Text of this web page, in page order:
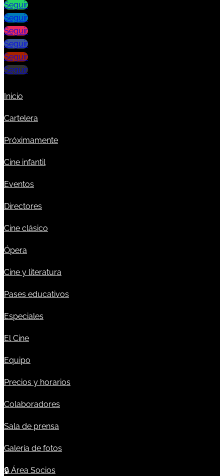
Seguir
Seguir
Seguir
Seguir
Seguir
Seguir
Inicio
Cartelera
Próximamente
Cine infantil
Eventos
Directores
Cine clásico
Ópera
Cine y literatura
Pases educativos
Especiales
El Cine
Equipo
Precios y horarios
Colaboradores
Sala de prensa
Galería de fotos
🔒 Área Socios